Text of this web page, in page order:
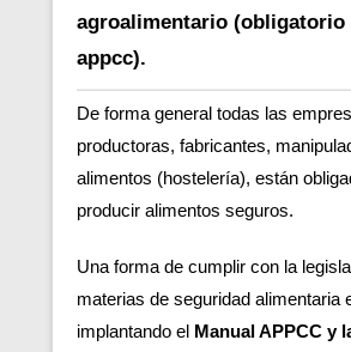
agroalimentario (obligatorio
appcc).
De forma general todas las
productoras, fabricantes,
alimentos (hostelería), están
producir alimentos seguros.
Una forma de cumplir con la
materias de seguridad alimentaria
implantando el Manual APPCC y